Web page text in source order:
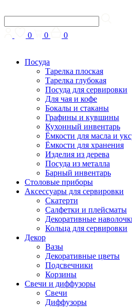
0 0 0
Посуда
Тарелка плоская
Тарелка глубокая
Посуда для сервировки
Для чая и кофе
Бокалы и стаканы
Графины и кувшины
Кухонный инвентарь
Ёмкости для масла и
Ёмкости для хранения
Изделия из дерева
Посуда из металла
Барный инвентарь
Столовые приборы
Аксессуары для сервировки
Скатерти
Cалфетки и плейсматы
Декоративные
Кольца для сервировки
Декор
Вазы
Декоративные цветы
Подсвечники
Корзины
Свечи и диффузоры
Свечи
Диффузоры